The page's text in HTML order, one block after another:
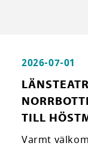
2026-07-01
TILL
Varmt